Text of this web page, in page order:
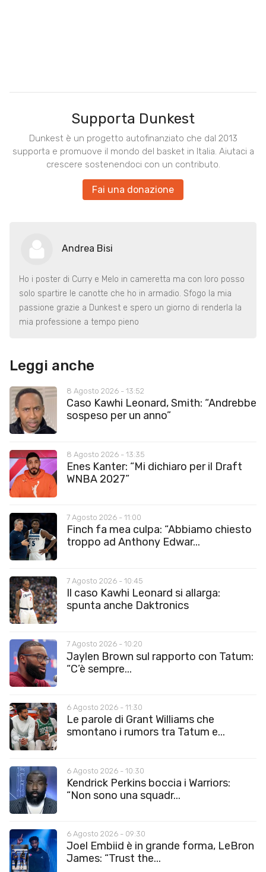
Supporta Dunkest
Dunkest è un progetto autofinanziato che dal 2013
supporta e promuove il mondo del basket in Italia. Aiutaci a
crescere sostenendoci con un contributo.
Fai una donazione
Andrea Bisi
Ho i poster di Curry e Melo in cameretta ma con loro posso
solo spartire le canotte che ho in armadio. Sfogo la mia
passione grazie a Dunkest e spero un giorno di renderla la
mia professione a tempo pieno
Leggi anche
8 Agosto 2026 - 13:52
Caso Kawhi Leonard, Smith: “Andrebbe
sospeso per un anno”
8 Agosto 2026 - 13:35
Enes Kanter: “Mi dichiaro per il Draft
WNBA 2027”
7 Agosto 2026 - 11:00
Finch fa mea culpa: “Abbiamo chiesto
troppo ad Anthony Edwar...
7 Agosto 2026 - 10:45
Il caso Kawhi Leonard si allarga:
spunta anche Daktronics
7 Agosto 2026 - 10:20
Jaylen Brown sul rapporto con Tatum:
“C’è sempre...
6 Agosto 2026 - 11:30
Le parole di Grant Williams che
smontano i rumors tra Tatum e...
6 Agosto 2026 - 10:30
Kendrick Perkins boccia i Warriors:
“Non sono una squadr...
6 Agosto 2026 - 09:30
Joel Embiid è in grande forma, LeBron
James: “Trust the...